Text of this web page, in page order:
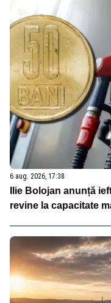
6 aug. 2026, 17:38
Ilie Bolojan anunță
revine la capacitate